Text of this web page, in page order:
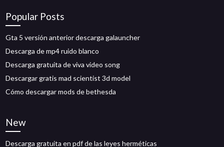
Popular Posts
Gta 5 versión anterior descarga galauncher
Descarga de mp4 ruido blanco
Descarga gratuita de viva video song
Descargar gratis mad scientist 3d model
Cómo descargar mods de bethesda
New
Descarga gratuita en pdf de las leyes herméticas